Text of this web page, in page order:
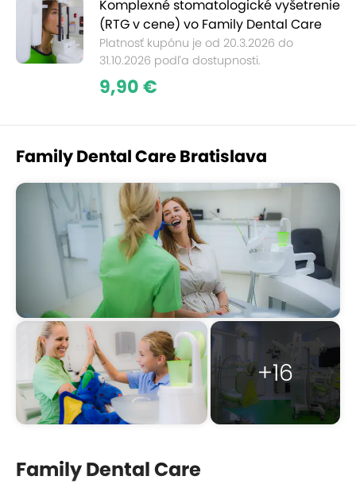
Komplexné stomatologické vyšetrenie
(RTG v cene) vo Family Dental Care
Platnosť kupónu je od 20.3.2026 do
31.10.2026 podľa dostupnosti.
9,90 €
Family Dental Care Bratislava
+16
Family Dental Care